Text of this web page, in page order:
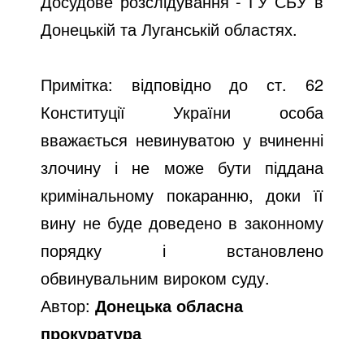
Донецькій та Луганській областях.
Примітка: відповідно до ст. 62
Конституції України особа
вважається невинуватою у вчиненні
злочину і не може бути піддана
кримінальному покаранню, доки її
вину не буде доведено в законному
порядку і встановлено
обвинувальним вироком суду.
Автор:Донецька обласна
прокуратура